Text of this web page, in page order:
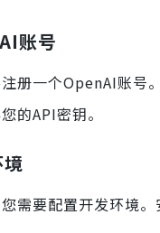
账号
册一个OpenAI账
的API密钥。
需要配置开发环境